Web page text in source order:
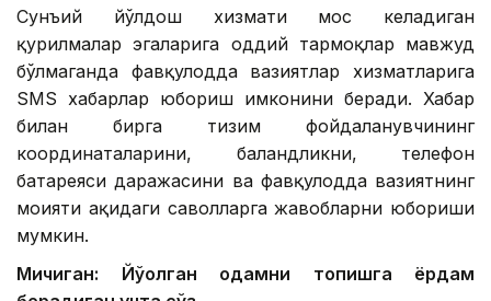
Сунъий йўлдош хизмати мос келадиган
қурилмалар эгаларига оддий тармоқлар мавжуд
бўлмаганда фавқулодда вазиятлар хизматларига
SМS хабарлар юбориш имконини беради. Хабар
билан бирга тизим фойдаланувчининг
координаталарини, баландликни, телефон
батареяси даражасини ва фавқулодда вазиятнинг
моҳияти ҳақидаги саволларга жавобларни юбориши
мумкин.
Мичиган: Йўқолган одамни топишга ёрдам